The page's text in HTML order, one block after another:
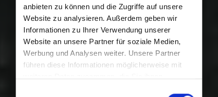
anbieten zu können und die Zugriffe auf unsere
Website zu analysieren. Außerdem geben wir
Informationen zu Ihrer Verwendung unserer
Website an unsere Partner für soziale Medien,
Werbung und Analysen weiter. Unsere Partner
führen diese Informationen möglicherweise mit